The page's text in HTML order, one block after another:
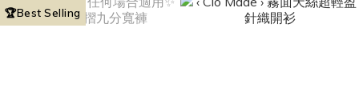
🏆Best Selling